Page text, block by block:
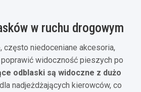
w ruchu drogowym
często niedoceniane akcesoria,
widoczność pieszych po
odblaski są widoczne z dużo
dla nadjeżdżających kierowców, co